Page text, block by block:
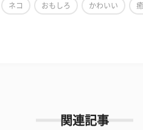
ネコ おもしろ かわいい
関連記事